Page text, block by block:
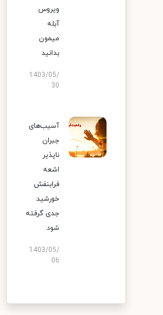
ویروس
آبله
میمون
بدانید
1403/05/
30
آسیب‌های
جبران
ناپذیر
اشعه
فرابنفش
خورشید
جدی گرفته
شود
1403/05/
06